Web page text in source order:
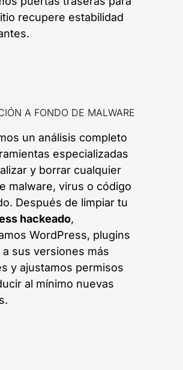
recupere estabilidad
A FONDO DE MALWARE
un análisis completo
especializadas
y borrar cualquier
malware, virus o código
Después de limpiar tu
hackeado,
WordPress, plugins
sus versiones más
y ajustamos permisos
al mínimo nuevas